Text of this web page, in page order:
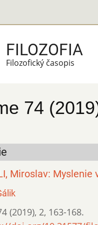
FILOZOFIA
Filozofický časopis
74
Miroslav: Myslenie
(2019), 2, 163-168.